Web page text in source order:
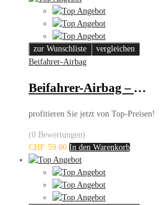
zur Wunschliste
vergleichen
Beifahrer-Airbag
Beifahrer-Airbag – Audi/VW
profitieren Sie jetzt von Top-Preisen!
(0 Bewertungen)
CHF 59.00 In den Warenkorb